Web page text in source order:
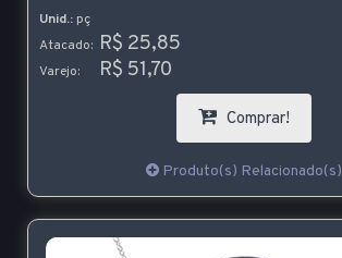
Unid.: pç
Atacado: R$ 25,85
Varejo: R$ 51,70
Comprar!
Produto(s) Relacionado(s)